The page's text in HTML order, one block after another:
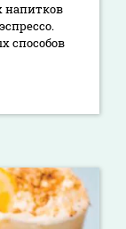
напитков
способов